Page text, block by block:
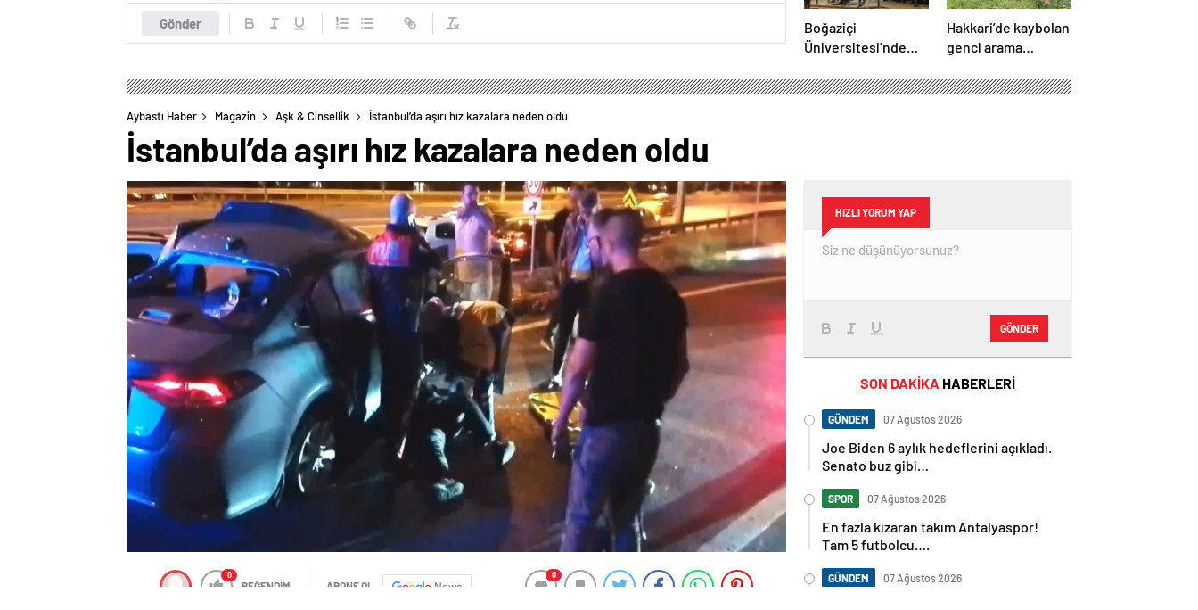
Gönder
Boğaziçi
Üniversitesi’nde
gösterici gözaltında
Hakkari’de kaybolan
genci arama
gün: Dalgıç
Aybastı Haber Magazin Aşk & Cinsellik İstanbul’da aşırı hız kazalara neden oldu
İstanbul’da aşırı hız kazalara neden oldu
0
BEĞENDİM ABONE OL News
0
HIZLI YORUM YAP
GÖNDER
SON DAKİKA HABERLERİ
GÜNDEM 07 Ağustos 2026
Joe Biden 6 aylık hedeflerini açıkladı.
Senato buz gibi…
SPOR 07 Ağustos 2026
En fazla kızaran takım Antalyaspor!
Tam 5 futbolcu….
GÜNDEM 07 Ağustos 2026